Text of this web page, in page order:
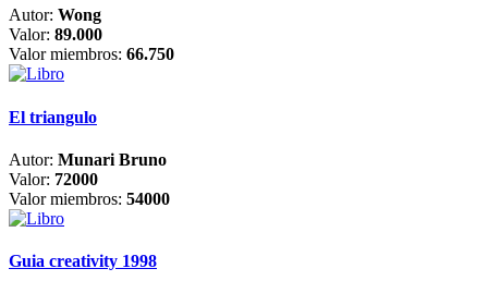
Autor: Wong
Valor: 89.000
Valor miembros: 66.750
El triangulo
Autor: Munari Bruno
Valor: 72000
Valor miembros: 54000
Guia creativity 1998